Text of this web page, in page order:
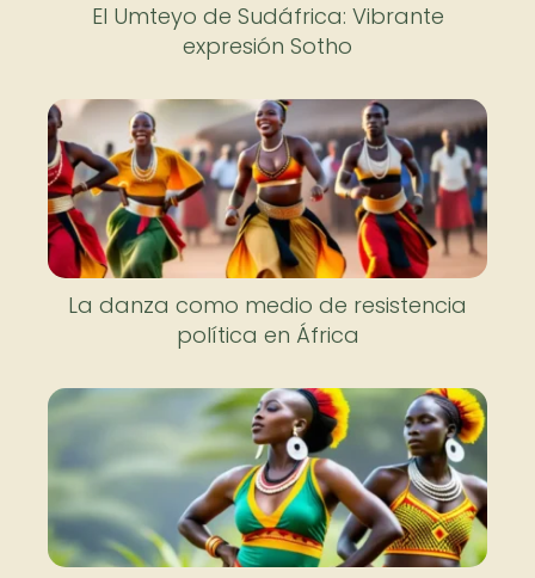
El Umteyo de Sudáfrica: Vibrante
expresión Sotho
La danza como medio de resistencia
política en África